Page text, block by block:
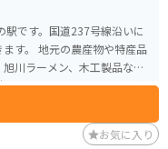
です。国道237号線沿いに
特産品
川ラーメン、木工製品など
使った料理やスイーツを楽
ン村など、観光スポットも充
、夏はツーリ
お気に入り